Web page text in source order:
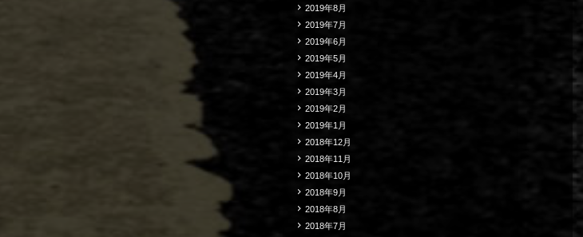
2019年8月
2019年7月
2019年6月
2019年5月
2019年4月
2019年3月
2019年2月
2019年1月
2018年12月
2018年11月
2018年10月
2018年9月
2018年8月
2018年7月